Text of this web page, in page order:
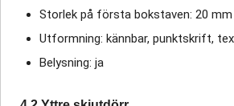
Storlek på första bokstaven: 20 mm
Utformning: kännbar, punktskrift,
Belysning: ja